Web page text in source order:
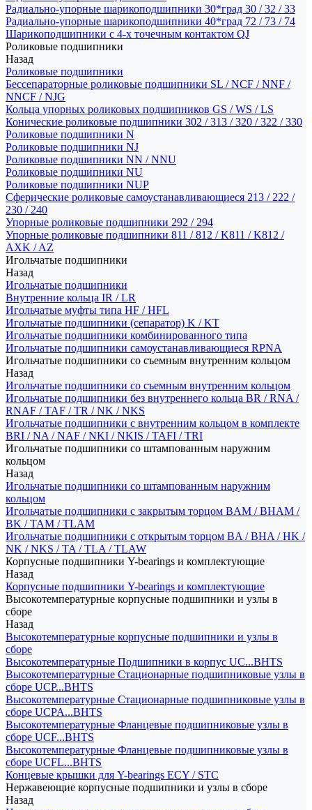
Радиально-упорные шарикоподшипники 30*град 30 / 32 / 33
Радиально-упорные шарикоподшипники 40*град 72 / 73 / 74
Шарикоподшипники с 4-х точечным контактом QJ
Роликовые подшипники
Назад
Роликовые подшипники
Бессепараторные роликовые подшипники SL / NCF / NNF /
NNCF / NJG
Кольца упорных роликовых подшипников GS / WS / LS
Конические роликовые подшипники 302 / 313 / 320 / 322 / 330
Роликовые подшипники N
Роликовые подшипники NJ
Роликовые подшипники NN / NNU
Роликовые подшипники NU
Роликовые подшипники NUP
Сферические роликовые самоустанавливающиеся 213 / 222 /
230 / 240
Упорные роликовые подшипники 292 / 294
Упорные роликовые подшипники 811 / 812 / K811 / K812 /
AXK / AZ
Игольчатые подшипники
Назад
Игольчатые подшипники
Внутренние кольца IR / LR
Игольчатые муфты типа HF / HFL
Игольчатые подшипники (сепаратор) K / KT
Игольчатые подшипники комбинированного типа
Игольчатые подшипники самоустанавливающиеся RPNA
Игольчатые подшипники со съемным внутренним кольцом
Назад
Игольчатые подшипники со съемным внутренним кольцом
Игольчатые подшипники без внутреннего кольца BR / RNA /
RNAF / TAF / TR / NK / NKS
Игольчатые подшипники с внутренним кольцом в комплекте
BRI / NA / NAF / NKI / NKIS / TAFI / TRI
Игольчатые подшипники со штампованным наружним
кольцом
Назад
Игольчатые подшипники со штампованным наружним
кольцом
Игольчатые подшипники с закрытым торцом BAM / BHAM /
BK / TAM / TLAM
Игольчатые подшипники с открытым торцом BA / BHA / HK /
NK / NKS / TA / TLA / TLAW
Корпусные подшипники Y-bearings и комплектующие
Назад
Корпусные подшипники Y-bearings и комплектующие
Высокотемпературные корпусные подшипники и узлы в
сборе
Назад
Высокотемпературные корпусные подшипники и узлы в
сборе
Высокотемпературные Подшипники в корпус UC...BHTS
Высокотемпературные Стационарные подшипниковые узлы в
сборе UCP...BHTS
Высокотемпературные Стационарные подшипниковые узлы в
сборе UCPA...BHTS
Высокотемпературные Фланцевые подшипниковые узлы в
сборе UCF...BHTS
Высокотемпературные Фланцевые подшипниковые узлы в
сборе UCFL...BHTS
Концевые крышки для Y-bearings ECY / STC
Нержавеющие корпусные подшипники и узлы в сборе
Назад